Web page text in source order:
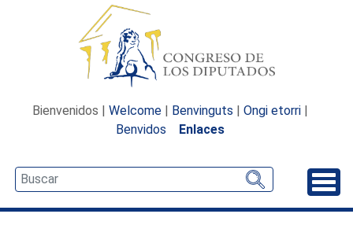
Bienvenidos | Welcome | Benvinguts | Ongi etorri |
Benvidos
Enlaces